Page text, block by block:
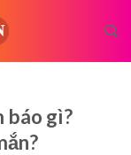
báo gì?